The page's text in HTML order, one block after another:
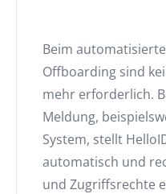
Beim
Offboarding sind
mehr erforderlich.
Meldung,
System, stellt
automatisch und
und Zugriffsrechte